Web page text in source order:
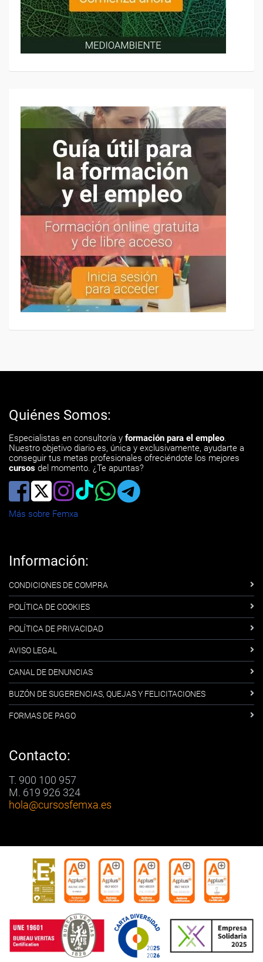
Quiénes Somos:
Especialistas en consultoría y formación para el empleo.
Nuestro objetivo diario es, única y exclusivamente, ayudarte a
conseguir tus metas profesionales ofreciéndote los mejores
cursos del momento. ¿Te apuntas?
Más sobre Femxa
Información:
CONDICIONES DE COMPRA
POLÍTICA DE COOKIES
POLÍTICA DE PRIVACIDAD
AVISO LEGAL
CANAL DE DENUNCIAS
BUZÓN DE SUGERENCIAS, QUEJAS Y FELICITACIONES
FORMAS DE PAGO
Contacto:
T. 900 100 957
M. 619 926 324
hola@cursosfemxa.es